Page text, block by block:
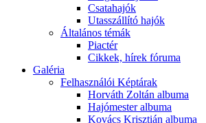
Csatahajók
Utasszállító hajók
Általános témák
Piactér
Cikkek, hírek fóruma
Galéria
Felhasználói Képtárak
Horváth Zoltán albuma
Hajómester albuma
Kovács Krisztián albuma